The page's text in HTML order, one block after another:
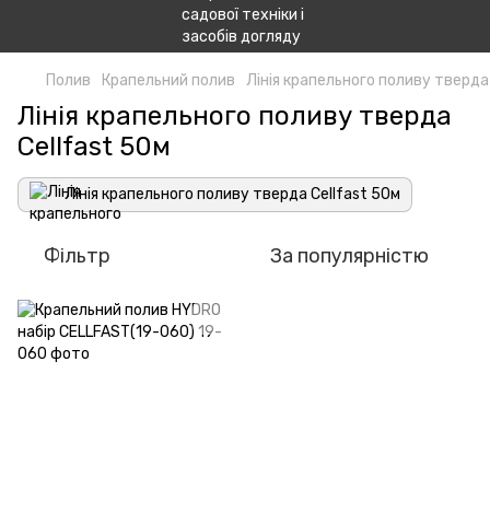
Полив Крапельний полив Лінія крапельного поливу
Лінія крапельного поливу тверда
Cellfast 50м
Лінія крапельного поливу тверда Cellfast 50м
Фільтр За популярністю